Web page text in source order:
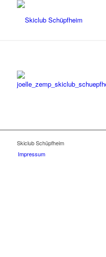
Skiclub Schüpfheim
Impressum